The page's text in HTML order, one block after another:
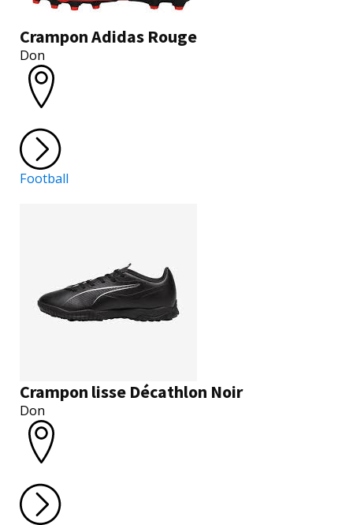
Crampon Adidas Rouge
Don
Football
Crampon lisse Décathlon Noir
Don